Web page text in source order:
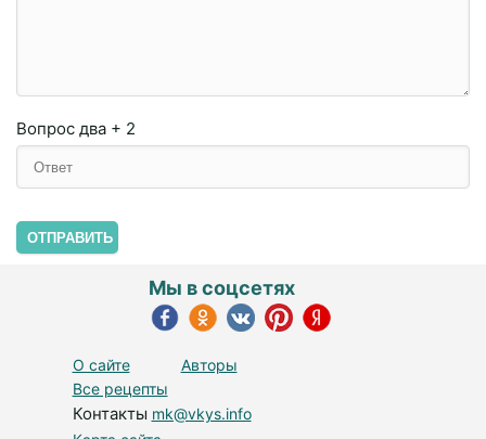
Вопрос два + 2
ОТПРАВИТЬ
О сайте
Авторы
Все рецепты
Контакты mk@vkys.info
Мы в соцсетях